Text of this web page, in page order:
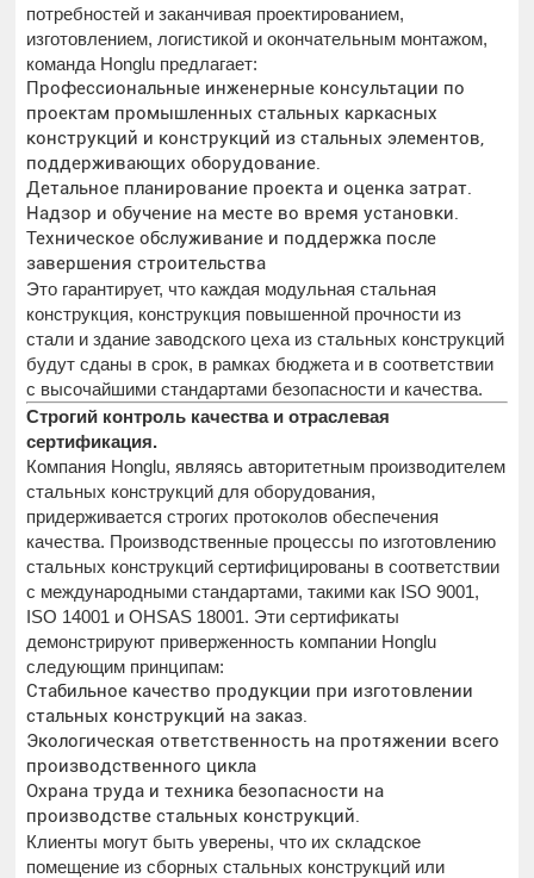
потребностей и заканчивая проектированием,
изготовлением, логистикой и окончательным монтажом,
команда Honglu предлагает:
Профессиональные инженерные консультации по
проектам промышленных стальных каркасных
конструкций и конструкций из стальных элементов,
поддерживающих оборудование.
Детальное планирование проекта и оценка затрат.
Надзор и обучение на месте во время установки.
Техническое обслуживание и поддержка после
завершения строительства
Это гарантирует, что каждая модульная стальная
конструкция, конструкция повышенной прочности из
стали и здание заводского цеха из стальных конструкций
будут сданы в срок, в рамках бюджета и в соответствии
с высочайшими стандартами безопасности и качества.
Строгий контроль качества и отраслевая
сертификация.
Компания Honglu, являясь авторитетным производителем
стальных конструкций для оборудования,
придерживается строгих протоколов обеспечения
качества. Производственные процессы по изготовлению
стальных конструкций сертифицированы в соответствии
с международными стандартами, такими как ISO 9001,
ISO 14001 и OHSAS 18001. Эти сертификаты
демонстрируют приверженность компании Honglu
следующим принципам:
Стабильное качество продукции при изготовлении
стальных конструкций на заказ.
Экологическая ответственность на протяжении всего
производственного цикла
Охрана труда и техника безопасности на
производстве стальных конструкций.
Клиенты могут быть уверены, что их складское
помещение из сборных стальных конструкций или